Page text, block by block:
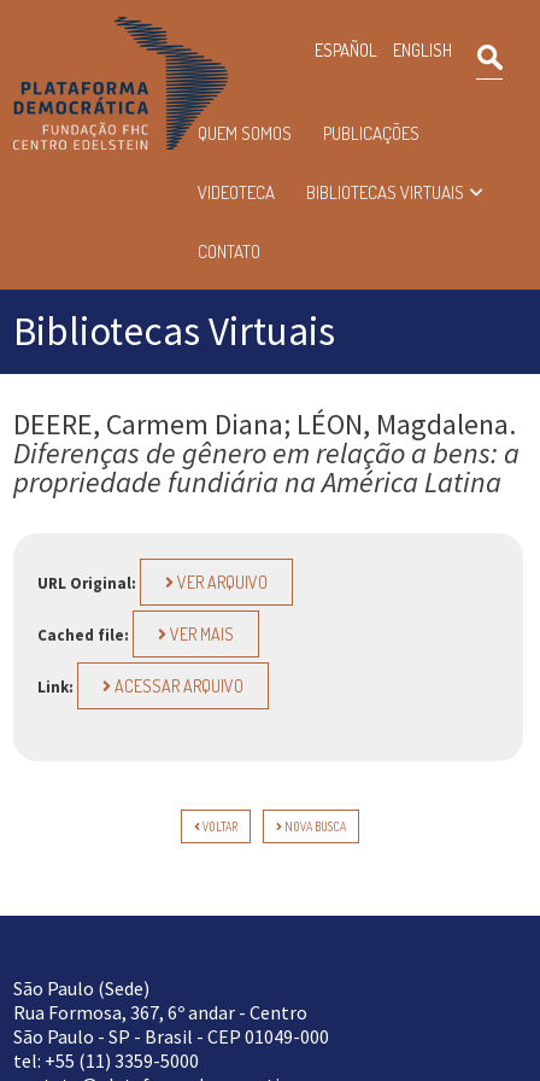
ESPAÑOL ENGLISH
Menu
principal
QUEM SOMOS PUBLICAÇÕES
VIDEOTECA BIBLIOTECAS VIRTUAIS
CONTATO
Bibliotecas Virtuais
DEERE, Carmem Diana; LÉON, Magdalena.
Diferenças de gênero em relação a bens: a
propriedade fundiária na América Latina
URL Original: VER ARQUIVO
Cached file: VER MAIS
Link: ACESSAR ARQUIVO
VOLTAR NOVA BUSCA
São Paulo (Sede)
Rua Formosa, 367, 6º andar - Centro
São Paulo - SP - Brasil - CEP 01049-000
tel: +55 (11) 3359-5000